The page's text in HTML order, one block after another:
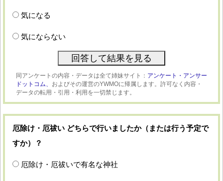
気になる
気にならない
同アンケートの内容・データは全て姉妹サイト： アンケート・アンサー
ドットコム、 およびその運営のYWMOに帰属します。許可なく内容・
データの転用・引用・利用を一切禁じます。
厄除け・厄祓い どちらで行いましたか（または行う予定で
すか）？
厄除け・厄祓いで有名な神社